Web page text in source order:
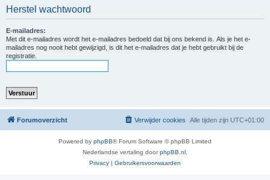
Herstel wachtwoord
E-mailadres:
Met dit e-mailadres wordt het e-mailadres bedoeld dat bij ons bekend is. Als je het e-
mailadres nog nooit hebt gewijzigd, is dit het e-mailadres dat je hebt gebruikt bij de
registratie.
Forumoverzicht Alle tijden zijn UTC+01:00
Verwijder cookies
Powered by phpBB® Forum Software © phpBB Limited
Nederlandse vertaling doorphpBB.nl
Privacy | Gebruikersvoorwaarden